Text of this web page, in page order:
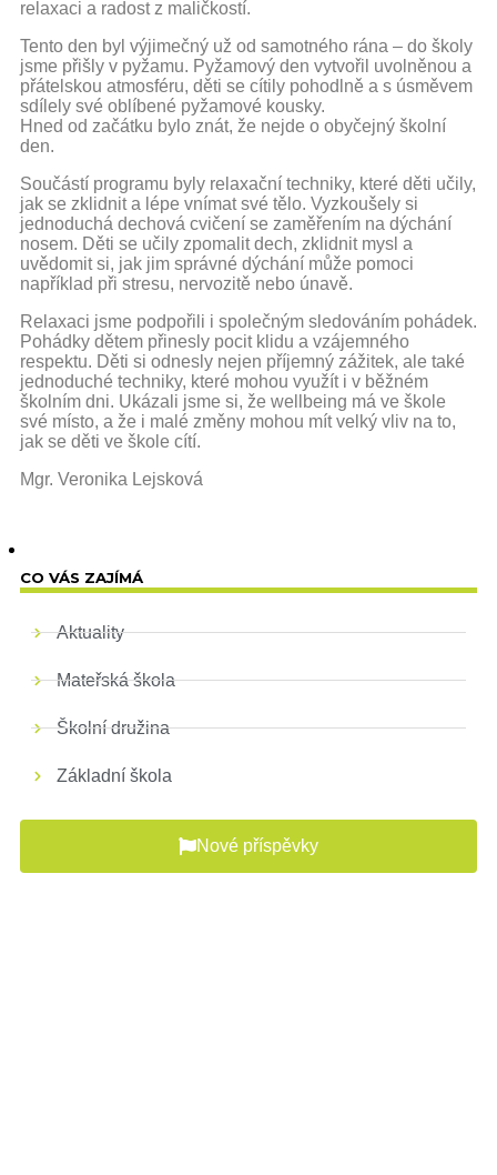
relaxaci a radost z maličkostí.
Tento den byl výjimečný už od samotného rána – do školy
jsme přišly v pyžamu. Pyžamový den vytvořil uvolněnou a
přátelskou atmosféru, děti se cítily pohodlně a s úsměvem
sdílely své oblíbené pyžamové kousky.
Hned od začátku bylo znát, že nejde o obyčejný školní
den.
Součástí programu byly relaxační techniky, které děti učily,
jak se zklidnit a lépe vnímat své tělo. Vyzkoušely si
jednoduchá dechová cvičení se zaměřením na dýchání
nosem. Děti se učily zpomalit dech, zklidnit mysl a
uvědomit si, jak jim správné dýchání může pomoci
například při stresu, nervozitě nebo únavě.
Relaxaci jsme podpořili i společným sledováním pohádek.
Pohádky dětem přinesly pocit klidu a vzájemného
respektu. Děti si odnesly nejen příjemný zážitek, ale také
jednoduché techniky, které mohou využít i v běžném
školním dni. Ukázali jsme si, že wellbeing má ve škole
své místo, a že i malé změny mohou mít velký vliv na to,
jak se děti ve škole cítí.
Mgr. Veronika Lejsková
CO VÁS ZAJÍMÁ
Aktuality
Mateřská škola
Školní družina
Základní škola
Nové příspěvky